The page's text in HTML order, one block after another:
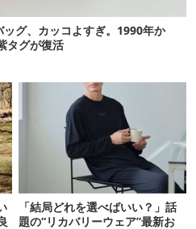
グ、カッコよすぎ。1990年か
タグが復活
「結局どれを選べばいい？」話
題の“リカバリーウェア”最新お